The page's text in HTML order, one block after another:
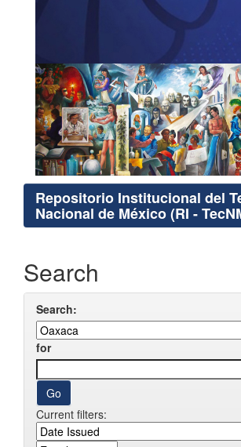
Repositorio Institucional del
Nacional de México (RI -
Search
Search:
for
Current filters: